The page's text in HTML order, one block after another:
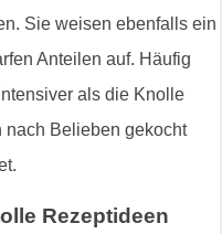
Sie weisen ebenfalls ein
Anteilen auf. Häufig
als die Knolle
nach Belieben gekocht
Rezeptideen